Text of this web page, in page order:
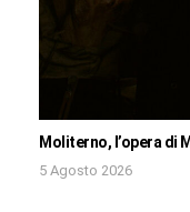
Moliterno, l’opera di
5 Agosto 2026